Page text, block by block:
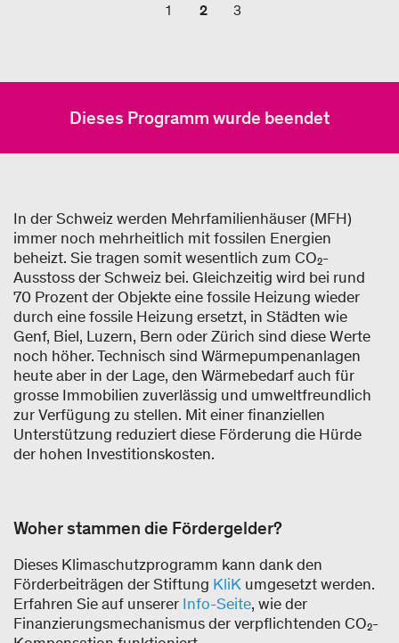
1 2 3
Dieses Programm wurde beendet
In der Schweiz werden Mehrfamilienhäuser (MFH)
immer noch mehrheitlich mit fossilen Energien
beheizt. Sie tragen somit wesentlich zum CO₂-
Ausstoss der Schweiz bei. Gleichzeitig wird bei rund
70 Prozent der Objekte eine fossile Heizung wieder
durch eine fossile Heizung ersetzt, in Städten wie
Genf, Biel, Luzern, Bern oder Zürich sind diese Werte
noch höher. Technisch sind Wärmepumpenanlagen
heute aber in der Lage, den Wärmebedarf auch für
grosse Immobilien zuverlässig und umweltfreundlich
zur Verfügung zu stellen. Mit einer finanziellen
Unterstützung reduziert diese Förderung die Hürde
der hohen Investitionskosten.
Woher stammen die Fördergelder?
Dieses Klimaschutzprogramm kann dank den
Förderbeiträgen der Stiftung KliK umgesetzt werden.
Erfahren Sie auf unserer Info-Seite, wie der
Finanzierungsmechanismus der verpflichtenden CO₂-